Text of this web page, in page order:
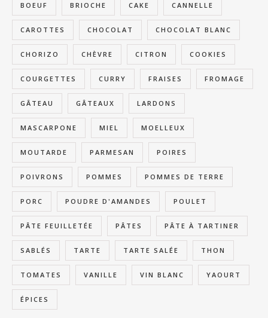
BOEUF BRIOCHE CAKE CANNELLE
CAROTTES CHOCOLAT CHOCOLAT BLANC
CHORIZO CHÈVRE CITRON COOKIES
COURGETTES CURRY FRAISES FROMAGE
GÂTEAU GÂTEAUX LARDONS
MASCARPONE MIEL MOELLEUX
MOUTARDE PARMESAN POIRES
POIVRONS POMMES POMMES DE TERRE
PORC POUDRE D'AMANDES POULET
PÂTE FEUILLETÉE PÂTES PÂTE À TARTINER
SABLÉS TARTE TARTE SALÉE THON
TOMATES VANILLE VIN BLANC YAOURT
ÉPICES